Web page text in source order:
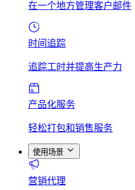
在一个地方管理客户邮件
时间追踪
追踪工时并提高生产力
产品化服务
轻松打包和销售服务
使用场景
营销代理